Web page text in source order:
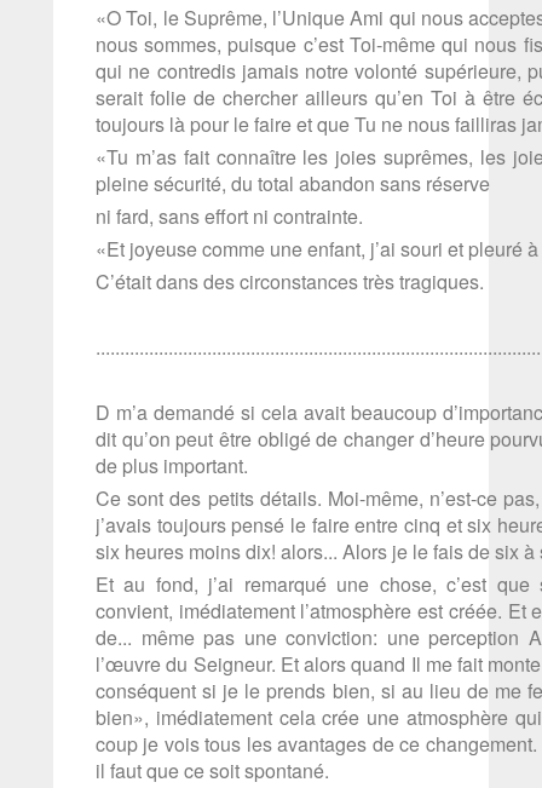
«O Toi, le Suprême, l’Unique Ami qui nous
nous sommes, puisque c’est Toi-même qui nous
qui ne contredis jamais notre volonté supérieure,
serait folie de chercher ailleurs qu’en Toi à être
toujours là pour le faire et que Tu ne nous failliras
«Tu m’as fait connaître les joies suprêmes, les
pleine sécurité, du total abandon sans réserve
ni fard, sans effort ni contrainte.
«Et joyeuse comme une enfant, j’ai souri et pleuré
C’était dans des circonstances très tragiques.
D m’a demandé si cela avait beaucoup
dit qu’on peut être obligé de changer d’heure
de plus important.
Ce sont des petits détails. Moi-même, n’est-ce
j’avais toujours pensé le faire entre cinq et six
six heures moins dix! alors... Alors je le fais de six à
Et au fond, j’ai remarqué une chose, c’est
convient, imédiatement l’atmosphère est créée.
de... même pas une conviction: une perception
l’œuvre du Seigneur. Et alors quand Il me fait
conséquent si je le prends bien, si au lieu de me
bien», imédiatement cela crée une atmosphère
coup je vois tous les avantages de ce
il faut que ce soit spontané.